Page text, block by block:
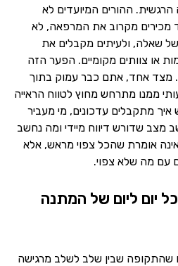
הרגשית. ההורים המיועדים לא
מכירים מקרוב את המרפאה, לא
שאלה, ולעיתים מקבלים את
או צוותים מקומיים. הפער הזה
מצד אחד, אתם כבר עמוק בתוך
ממנו מתרחש מחוץ לטווח הראייה
מתקבלים עדכונים, מי מעביר
מצב שדורש דיווח מיידי ומה נחשב
אומרת שהכל צפוי מראש, אלא
עם מה שלא צפוי.
יום ליום של המתנה
שהתקופה שבין שלב לשלב מרגישה